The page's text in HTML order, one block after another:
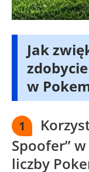
Jak
w
1
Spoofer”
liczby